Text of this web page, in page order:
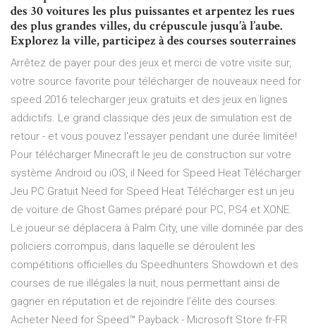
des 30 voitures les plus puissantes et arpentez les rues
des plus grandes villes, du crépuscule jusqu’à l’aube.
Explorez la ville, participez à des courses souterraines
Arrêtez de payer pour des jeux et merci de votre visite sur,
votre source favorite pour télécharger de nouveaux need for
speed 2016 telecharger jeux gratuits et des jeux en lignes
addictifs. Le grand classique des jeux de simulation est de
retour - et vous pouvez l'essayer pendant une durée limitée!
Pour télécharger Minecraft le jeu de construction sur votre
système Android ou iOS, il Need for Speed Heat Télécharger
Jeu PC Gratuit Need for Speed Heat Télécharger est un jeu
de voiture de Ghost Games préparé pour PC, PS4 et XONE.
Le joueur se déplacera à Palm City, une ville dominée par des
policiers corrompus, dans laquelle se déroulent les
compétitions officielles du Speedhunters Showdown et des
courses de rue illégales la nuit, nous permettant ainsi de
gagner en réputation et de rejoindre l’élite des courses.
Acheter Need for Speed™ Payback - Microsoft Store fr-FR